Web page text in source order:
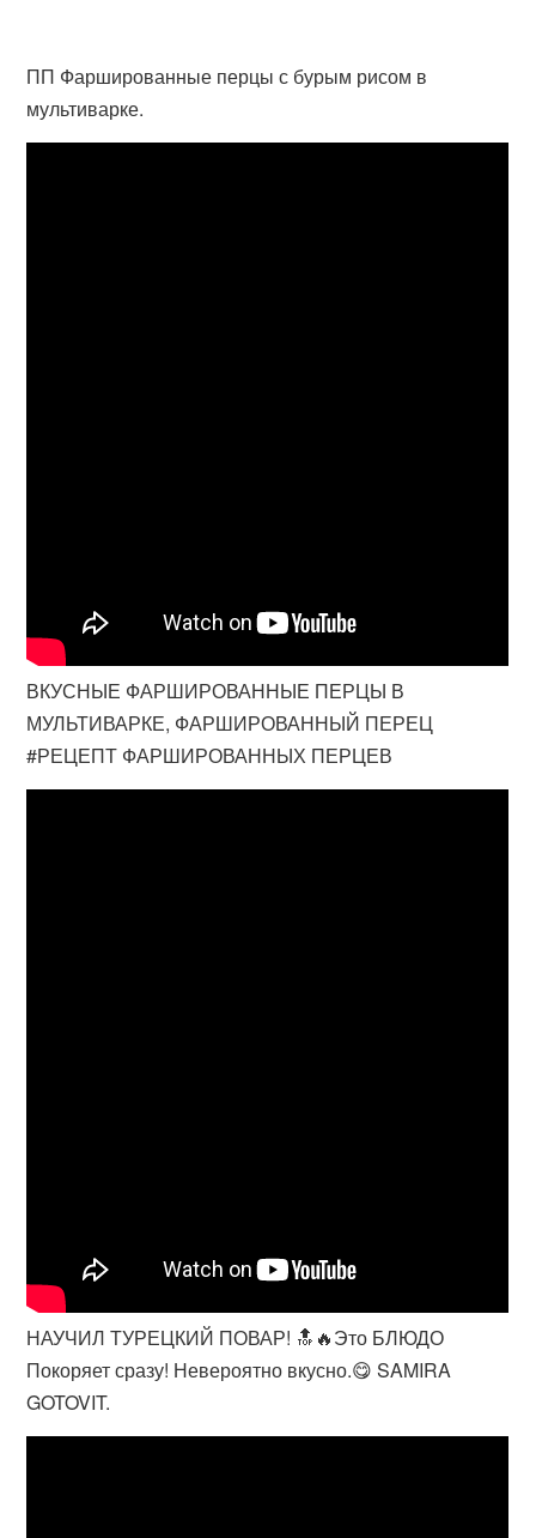
ПП Фаршированные перцы с бурым рисом в
мультиварке.
ВКУСНЫЕ ФАРШИРОВАННЫЕ ПЕРЦЫ В
МУЛЬТИВАРКЕ, ФАРШИРОВАННЫЙ ПЕРЕЦ
#РЕЦЕПТ ФАРШИРОВАННЫХ ПЕРЦЕВ
НАУЧИЛ ТУРЕЦКИЙ ПОВАР! 🔝🔥Это БЛЮДО
Покоряет сразу! Невероятно вкусно.😋 SAMIRA
GOTOVIT.